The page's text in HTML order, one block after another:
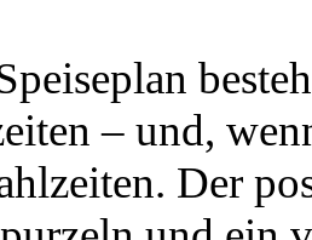
– und,
Der